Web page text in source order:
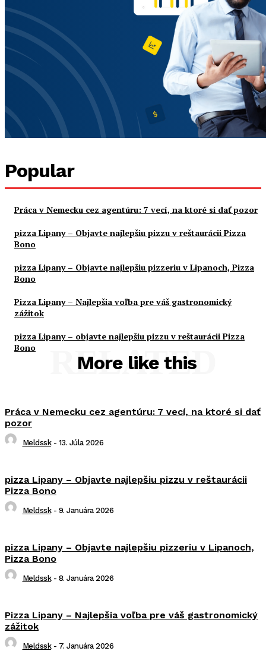
Popular
Práca v Nemecku cez agentúru: 7 vecí, na ktoré si dať pozor
pizza Lipany – Objavte najlepšiu pizzu v reštaurácii Pizza
Bono
pizza Lipany – Objavte najlepšiu pizzeriu v Lipanoch, Pizza
Bono
Pizza Lipany – Najlepšia voľba pre váš gastronomický
zážitok
pizza Lipany – objavte najlepšiu pizzu v reštaurácii Pizza
Bono
More like this
RELATED
Práca v Nemecku cez agentúru: 7 vecí, na ktoré si dať
pozor
Meldssk - 13. Júla 2026
pizza Lipany – Objavte najlepšiu pizzu v reštaurácii
Pizza Bono
Meldssk - 9. Januára 2026
pizza Lipany – Objavte najlepšiu pizzeriu v Lipanoch,
Pizza Bono
Meldssk - 8. Januára 2026
Pizza Lipany – Najlepšia voľba pre váš gastronomický
zážitok
Meldssk - 7. Januára 2026